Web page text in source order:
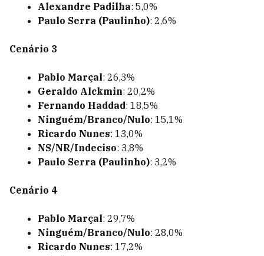
Alexandre Padilha: 5,0%
Paulo Serra (Paulinho): 2,6%
Cenário 3
Pablo Marçal: 26,3%
Geraldo Alckmin: 20,2%
Fernando Haddad: 18,5%
Ninguém/Branco/Nulo: 15,1%
Ricardo Nunes: 13,0%
NS/NR/Indeciso: 3,8%
Paulo Serra (Paulinho): 3,2%
Cenário 4
Pablo Marçal: 29,7%
Ninguém/Branco/Nulo: 28,0%
Ricardo Nunes: 17,2%